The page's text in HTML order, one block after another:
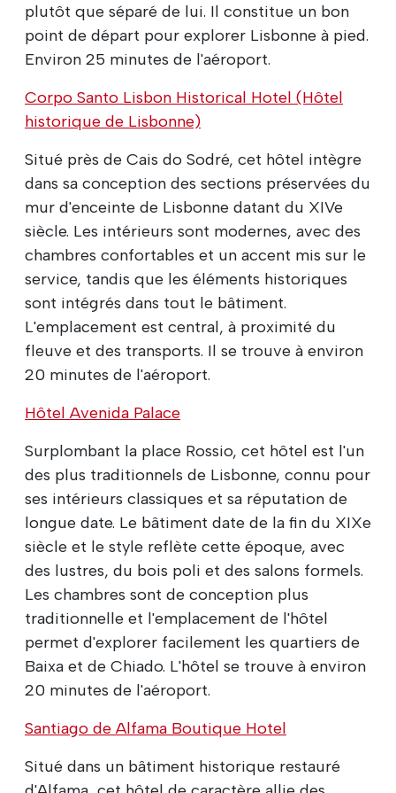
plutôt que séparé de lui. Il constitue un bon
point de départ pour explorer Lisbonne à pied.
Environ 25 minutes de l'aéroport.
Corpo Santo Lisbon Historical Hotel (Hôtel
historique de Lisbonne)
Situé près de Cais do Sodré, cet hôtel intègre
dans sa conception des sections préservées du
mur d'enceinte de Lisbonne datant du XIVe
siècle. Les intérieurs sont modernes, avec des
chambres confortables et un accent mis sur le
service, tandis que les éléments historiques
sont intégrés dans tout le bâtiment.
L'emplacement est central, à proximité du
fleuve et des transports. Il se trouve à environ
20 minutes de l'aéroport.
Hôtel Avenida Palace
Surplombant la place Rossio, cet hôtel est l'un
des plus traditionnels de Lisbonne, connu pour
ses intérieurs classiques et sa réputation de
longue date. Le bâtiment date de la fin du XIXe
siècle et le style reflète cette époque, avec
des lustres, du bois poli et des salons formels.
Les chambres sont de conception plus
traditionnelle et l'emplacement de l'hôtel
permet d'explorer facilement les quartiers de
Baixa et de Chiado. L'hôtel se trouve à environ
20 minutes de l'aéroport.
Santiago de Alfama Boutique Hotel
Situé dans un bâtiment historique restauré